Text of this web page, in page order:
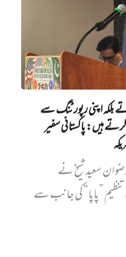
بلکہ اپنی رپورٹنگ سے
ہیں: پاکستانی سفیر
رضوان سعید شیخ نے
تنظیم ”پاپا“ کی جانب سے